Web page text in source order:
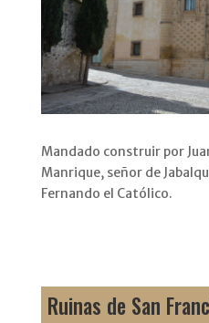
Mandado construir por
Manrique, señor de
Fernando el Católico.
Ruinas de San